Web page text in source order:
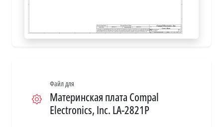
Файл для
Материнская плата Compal
Electronics, Inc. LA-2821P